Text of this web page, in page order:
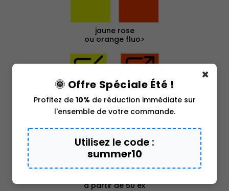
jaune rose
ou orange fluo>
autocollant usage
intérieur & extérieur
Livraison gratuite
en France et en Belgique
pour toutes les
à partir de 50 ex
×
🌞 Offre Spéciale Été !
Profitez de 10% de réduction immédiate sur
l'ensemble de votre commande.
Utilisez le code :
summer10